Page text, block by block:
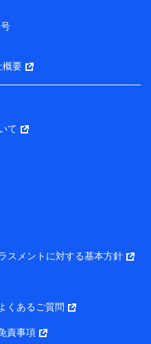
ス利用履歴、ウェブサイ
約内容等のパーソナルデ
味・嗜好・傾向に応じた
提案や広告の配信等を行う
施のため
実施のため
等付帯業務を行うため
ャルグループ 代表取締役
10 アーバンネット日本橋
ンス 代表取締役社長 吉
概要
て
スメントに対する基本方針
くあるご質問
責事項